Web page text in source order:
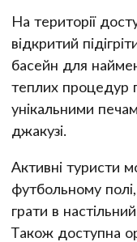
На території
відкритий
басейн для
теплих процедур
унікальними
джакузі.
Активні туристи
футбольному
грати в
Також доступна